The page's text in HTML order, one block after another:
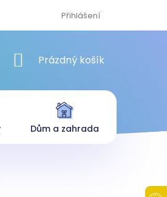
Přihlášení
NÁKUPNÍ KOŠÍK
Prázdný košík
Dům a zahrada